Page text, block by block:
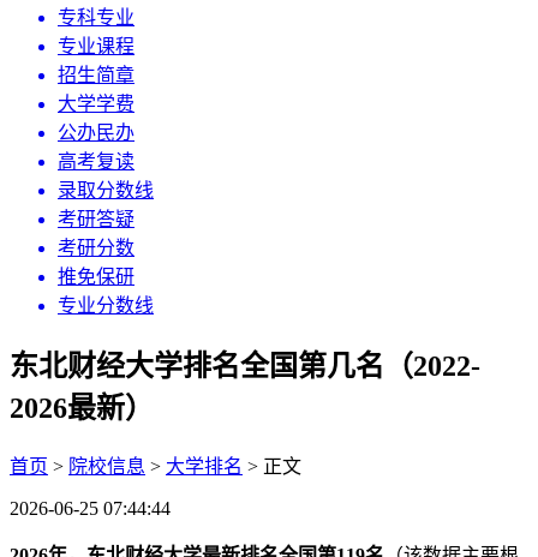
专科专业
专业课程
招生简章
大学学费
公办民办
高考复读
录取分数线
考研答疑
考研分数
推免保研
专业分数线
东北财经大学排名全国第几名（2022-
2026最新）
首页 > 院校信息 > 大学排名 > 正文
2026-06-25 07:44:44